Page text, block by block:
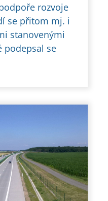
rozvoje
se přitom mj. i
stanovenými
podepsal se